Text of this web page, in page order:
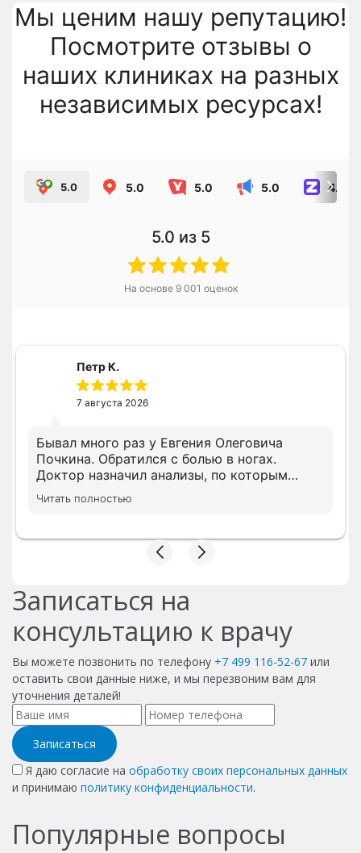
Мы ценим нашу репутацию!
Посмотрите отзывы о
наших клиниках на разных
независимых ресурсах!
5.0 5.0 5.0 5.0 4.8
5.0 из 5
На основе 9 001 оценок
Петр К.
7 августа 2026
Бывал много раз у Евгения Олеговича
Почкина. Обратился с болью в ногах.
Доктор назначил анализы, по которым
доктор установил правильный диагноз. По
результатам результатов назначил курс
помогли.
Читать полностью
Записаться на
консультацию к врачу
Вы можете позвонить по телефону +7 499 116-52-67 или
оставить свои данные ниже, и мы перезвоним вам для
уточнения деталей!
Записаться
Я даю согласие на обработку своих персональных данных
и принимаю политику конфиденциальности.
Популярные вопросы